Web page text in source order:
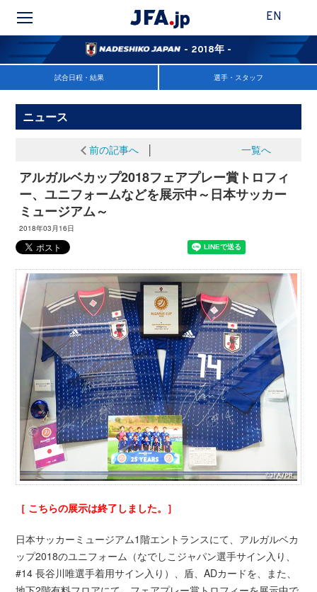
EN
- 2018年 -
試合日程・結果 選手・スタッフ
ニュース
前の記事へ│ 一覧へ
アルガルベカップ2018フェアプレー賞トロフィ
ー、ユニフォームなどを展示中～日本サッカー
ミュージアム～
2018年03月16日
［ こちらの展示は終了しました。］
日本サッカーミュージアム1階エントランスにて、アルガルベカ
ップ2018のユニフォーム（なでしこジャパン選手サイン入り、
#14 長谷川唯選手着用サイン入り）、盾、ADカードを、また、